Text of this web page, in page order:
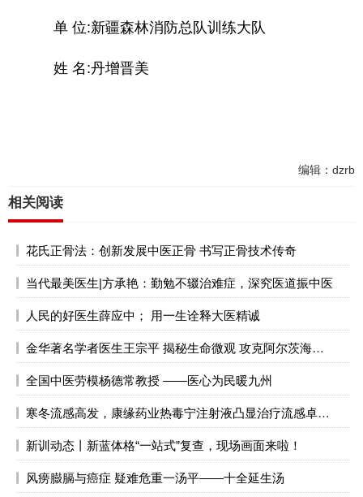
单 位:新疆森林消防总队训练大队
姓 名:丹增晋美
编辑：dzrb
相关阅读
花氏正骨法：创新发展中医正骨 书写正骨技术传奇
当代最美医生|方承艳：勤勉不辍治难症，深究医道振中医
人民的好医生薛应中； 用一生诠释大医精诚
金华著名学者医生王宗平 揭秘生命微观 攻克阿尔茨海默症
全国中医劳模杨德常教授 ——医心为民暖九州
寒冬流感高发，康缘药业热毒宁注射液凸显治疗流感卓越效能
新训动态丨新蓝体格“一站式”复查，现场画面来啦！
风痨臌膈与癌症 疑难危重一汤平——十全延生汤